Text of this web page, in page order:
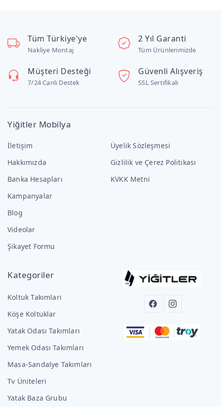
Tüm Türkiye'ye
Nakliye Montaj
2 Yıl Garanti
Tüm Ürünlerimizde
Müşteri Desteği
7/24 Canlı Destek
Güvenli Alışveriş
SSL Sertifikalı
Yiğitler Mobilya
İletişim
Hakkımızda
Banka Hesapları
Kampanyalar
Blog
Videolar
Şikayet Formu
Üyelik Sözleşmesi
Gizlilik ve Çerez Politikası
KVKK Metni
Kategoriler
Koltuk Takımları
Köşe Koltuklar
Yatak Odası Takımları
Yemek Odası Takımları
Masa-Sandalye Takımları
Tv Üniteleri
Yatak Baza Grubu